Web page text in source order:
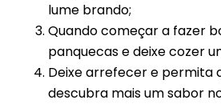
lume brando;
Quando começar a fazer
panquecas e deixe cozer
Deixe arrefecer e permita
descubra mais um sabor